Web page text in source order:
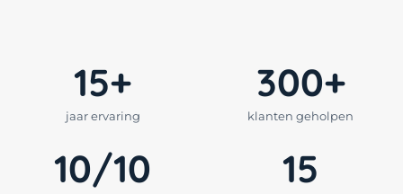
15+
jaar ervaring
300+
klanten geholpen
10/10 15